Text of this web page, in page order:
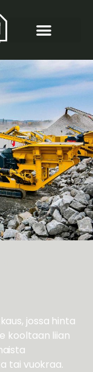
jossa hinta
kooltaan liian
tai vuokraa.